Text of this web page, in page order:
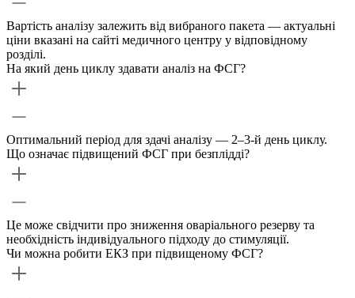
Вартість аналізу залежить від вибраного пакета — актуальні
ціни вказані на сайті медичного центру у відповідному
розділі.
На який день циклу здавати аналіз на ФСГ?
Оптимальний період для здачі аналізу — 2–3-й день циклу.
Що означає підвищений ФСГ при безплідді?
Це може свідчити про зниження оваріального резерву та
необхідність індивідуального підходу до стимуляції.
Чи можна робити ЕКЗ при підвищеному ФСГ?